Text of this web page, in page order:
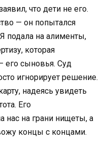
что дети не его.
— он попытался
подала на алименты,
которая
его сыновья. Суд
игнорирует решение.
надеясь увидеть
Его
нас на грани нищеты, а
концы с концами.